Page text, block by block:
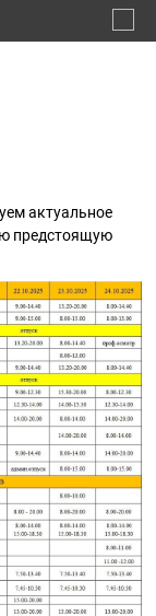
актуальное
предстоящую